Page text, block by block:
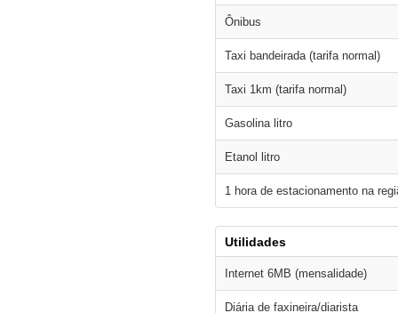
Ônibus
Taxi bandeirada (tarifa normal)
Taxi 1km (tarifa normal)
Gasolina litro
Etanol litro
1 hora de estacionamento na
Utilidades
Internet 6MB (mensalidade)
Diária de faxineira/diarista